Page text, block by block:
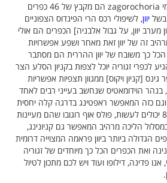
: או בשמם הרשמי zagorochoria הם מקבץ של 46 כפרים
בשל יוון, לשיפולי רכס הרי הפינדוס הצפוניים
מערב יוון, על גבול אלבניה] הכפרים הם אולי
זה של יוון זאת מאחר ושפע אפשרויות
כך משובח של יוון ההררית הם מסתבר
לכפרי זגוריה יוכל לצפות בקניון הסלע הצר
[קניון ויקוס] ממגוון תצפיות אפשריות
הוידומאטיס שנחשב בעייני רבים לאחד
כזה המאפשר ראפטינג בדרגה קלה יחסית
[1-2] שגם ילדים החל מגיל 8 יכולים לעשות, פולס אוף רוגובו שהם מעיינות
הליכה מרהיב המאפשר גם קניונינג,
הגדולה ביותר ביוון פראמה המצוייה דרומית
ואת הכפרים הכל כך מיוחדים של זגוריה
פדינה, דילופו ועוד ויש לכם מתכון לטיול